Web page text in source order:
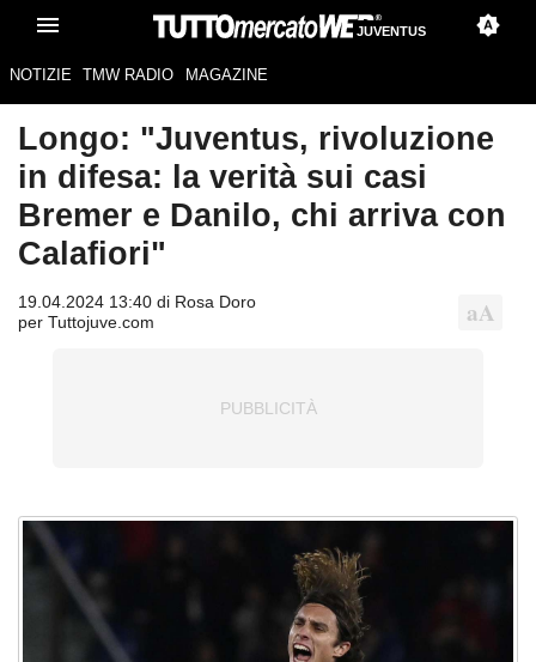
JUVENTUS
NOTIZIE TMW RADIO MAGAZINE
Longo: "Juventus, rivoluzione
in difesa: la verità sui casi
Bremer e Danilo, chi arriva con
Calafiori"
19.04.2024 13:40 di Rosa Doro
per Tuttojuve.com